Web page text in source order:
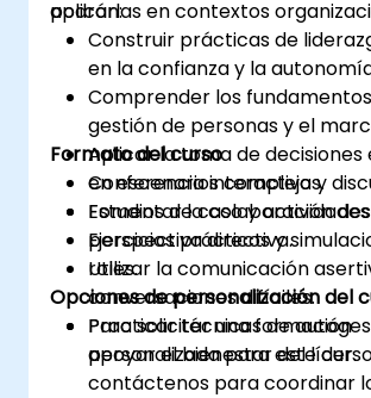
aplicarlas en contextos
podrán:
Construir prácticas de
en la confianza y la
Comprender los
gestión de personas y el
Aplicar la toma de
en escenarios complejos.
Fomentar la colaboración
perspectiva directiva.
Utilizar la comunicación
conversaciones difíciles.
Practicar técnicas de
apoyar el bienestar del líder.
Formato del curso
Conferencia interactiva y
Estudios de caso y
Ejercicios prácticos y
roles.
Opciones de personalización del
Para solicitar una formación
personalizada para este
contáctenos para coordinar